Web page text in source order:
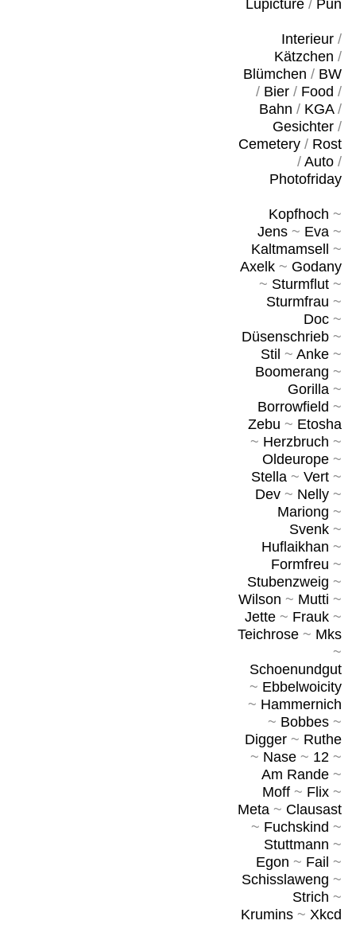
Lupicture/ Pun
Interieur/
Kätzchen /
Blümchen / BW
/ Bier/ Food /
Bahn / KGA/
Gesichter/
Cemetery/ Rost
/ Auto/
Photofriday
Kopfhoch ~
Jens~ Eva~
Kaltmamsell
~
Axelk~ Godany
~ Sturmflut~
Sturmfrau ~
Doc~
Düsenschrieb~
Stil ~ Anke~
Boomerang ~
Gorilla~
Borrowfield ~
Zebu ~ Etosha
~ Herzbruch ~
Oldeurope~
Stella~ Vert~
Dev~ Nelly~
Mariong ~
Svenk~
Huflaikhan ~
Formfreu ~
Stubenzweig ~
Wilson ~ Mutti ~
Jette~ Frauk~
Teichrose~ Mks
~
Schoenundgut
~ Ebbelwoicity
~ Hammernich
~ Bobbes~
Digger~ Ruthe
~ Nase~ 12~
Am Rande~
Moff~ Flix~
Meta~ Clausast
~ Fuchskind ~
Stuttmann ~
Egon ~ Fail ~
Schisslaweng ~
Strich ~
Krumins~ Xkcd